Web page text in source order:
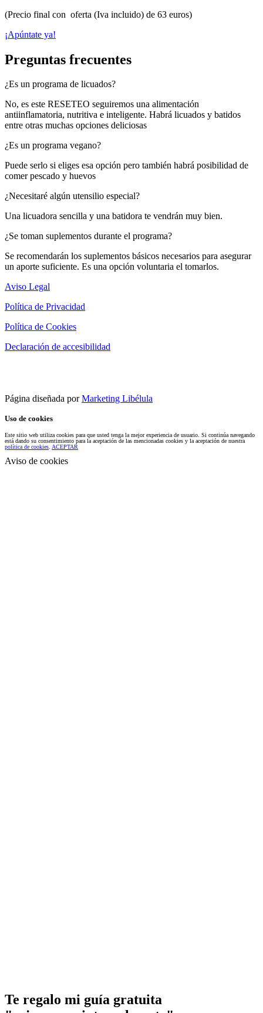
(Precio final con oferta (Iva incluido) de 63 euros)
¡Apúntate ya!
Preguntas frecuentes
¿Es un programa de licuados?
No, es este RESETEO seguiremos una alimentación
antiinflamatoria, nutritiva e inteligente. Habrá licuados y batidos
entre otras muchas opciones deliciosas
¿Es un programa vegano?
Puede serlo si eliges esa opción pero también habrá posibilidad de
comer pescado y huevos
¿Necesitaré algún utensilio especial?
Una licuadora sencilla y una batidora te vendrán muy bien.
¿Se toman suplementos durante el programa?
Se recomendarán los suplementos básicos necesarios para asegurar
un aporte suficiente. Es una opción voluntaria el tomarlos.
Aviso Legal
Política de Privacidad
Política de Cookies
Declaración de accesibilidad
Página diseñada porMarketing Libélula
Uso de cookies
Este sitio web utiliza cookies para que usted tenga la mejor experiencia de usuario. Si continúa navegando
está dando su consentimiento para la aceptación de las mencionadas cookies y la aceptación de nuestra
política de cookies ACEPTAR
Aviso de cookies
Te regalo mi guía gratuita